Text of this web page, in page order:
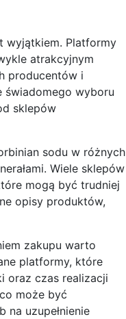
wyjątkiem. Platformy
atrakcyjnym
producentów i
świadomego wyboru
sklepów
sodu w różnych
Wiele sklepów
mogą być trudniej
opisy produktów,
zakupu warto
platformy, które
oraz czas realizacji
może być
uzupełnienie